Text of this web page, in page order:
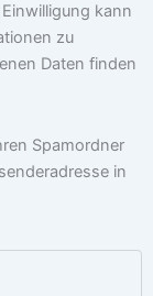
kann
zu
Daten finden
Spamordner
in